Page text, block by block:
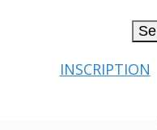
INSCRIPTION